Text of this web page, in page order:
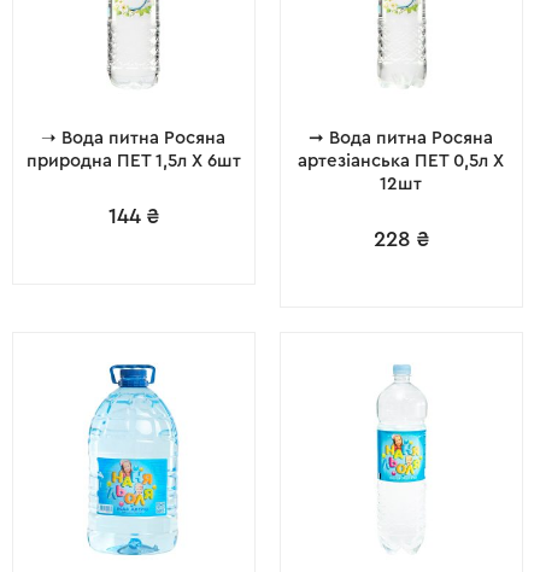
➝ Вода питна Росяна
природна ПЕТ 1,5л X 6шт
144 ₴
➞ Вода питна Росяна
артезіанська ПЕТ 0,5л X
12шт
228 ₴